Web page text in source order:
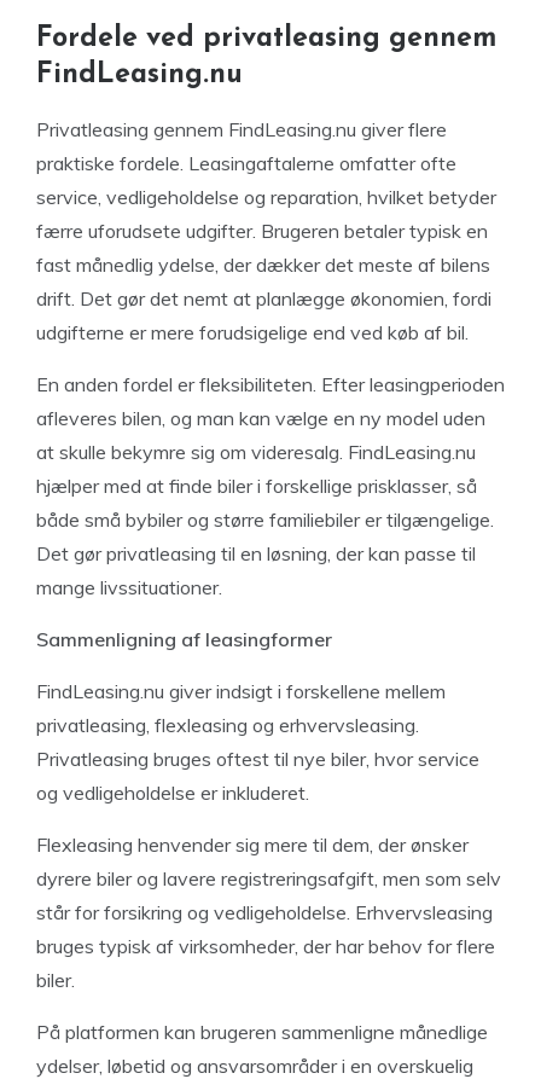
Fordele ved privatleasing gennem
FindLeasing.nu
Privatleasing gennem FindLeasing.nu giver flere
praktiske fordele. Leasingaftalerne omfatter ofte
service, vedligeholdelse og reparation, hvilket betyder
færre uforudsete udgifter. Brugeren betaler typisk en
fast månedlig ydelse, der dækker det meste af bilens
drift. Det gør det nemt at planlægge økonomien, fordi
udgifterne er mere forudsigelige end ved køb af bil.
En anden fordel er fleksibiliteten. Efter leasingperioden
afleveres bilen, og man kan vælge en ny model uden
at skulle bekymre sig om videresalg. FindLeasing.nu
hjælper med at finde biler i forskellige prisklasser, så
både små bybiler og større familiebiler er tilgængelige.
Det gør privatleasing til en løsning, der kan passe til
mange livssituationer.
Sammenligning af leasingformer
FindLeasing.nu giver indsigt i forskellene mellem
privatleasing, flexleasing og erhvervsleasing.
Privatleasing bruges oftest til nye biler, hvor service
og vedligeholdelse er inkluderet.
Flexleasing henvender sig mere til dem, der ønsker
dyrere biler og lavere registreringsafgift, men som selv
står for forsikring og vedligeholdelse. Erhvervsleasing
bruges typisk af virksomheder, der har behov for flere
biler.
På platformen kan brugeren sammenligne månedlige
ydelser, løbetid og ansvarsområder i en overskuelig